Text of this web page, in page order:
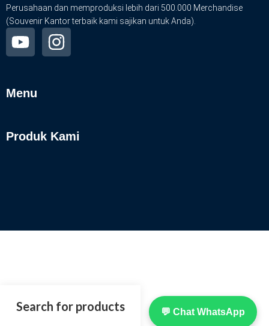
💬 Chat WhatsApp
Perusahaan dan memproduksi lebih dari 500.000 Merchandise
(Souvenir Kantor terbaik kami sajikan untuk Anda).
Menu
Produk Kami